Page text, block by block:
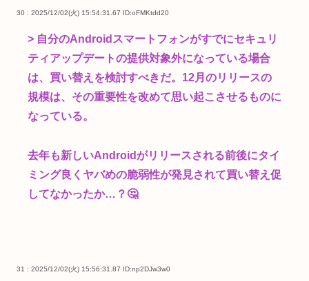
30 : 2025/12/02(火) 15:54:31.67 ID:oFMKtdd20
> 自分のAndroidスマートフォンがすでにセキュリ
ティアップデートの提供対象外になっている場合
は、買い替えを検討すべきだ。12月のリリースの
規模は、その重要性を改めて思い起こさせるものに
なっている。
去年も新しいAndroidがリリースされる前後にタイ
ミング良くヤバめの脆弱性が発見されて買い替え促
してなかったか…？🤔
31 : 2025/12/02(火) 15:56:31.87 ID:np2DJw3w0